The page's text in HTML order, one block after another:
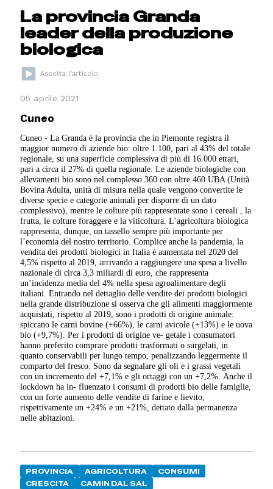
La provincia Granda
leader della produzione
biologica
05 aprile 2021
Cuneo
Cuneo - La Granda è la provincia che in Piemonte registra il
maggior numero di aziende bio: oltre 1.100, pari al 43% del totale
regionale, su una superficie complessiva di più di 16.000 ettari,
pari a circa il 27% di quella regionale. Le aziende biologiche con
allevamenti bio sono nel complesso 360 con oltre 460 UBA (Unità
Bovina Adulta, unità di misura nella quale vengono convertite le
diverse specie e categorie animali per disporre di un dato
complessivo), mentre le colture più rappresentate sono i cereali , la
frutta, le colture foraggere e la viticoltura. L’agricoltura biologica
rappresenta, dunque, un tassello sempre più importante per
l’economia del nostro territorio. Complice anche la pandemia, la
vendita dei prodotti biologici in Italia è aumentata nel 2020 del
4,5% rispetto al 2019, arrivando a raggiungere una spesa a livello
nazionale di circa 3,3 miliardi di euro, che rappresenta
un’incidenza media del 4% nella spesa agroalimentare degli
italiani. Entrando nel dettaglio delle vendite dei prodotti biologici
nella grande distribuzione si osserva che gli alimenti maggiormente
acquistati, rispetto al 2019, sono i prodotti di origine animale:
spiccano le carni bovine (+66%), le carni avicole (+13%) e le uova
bio (+9,7%). Per i prodotti di origine ve- getale i consumatori
hanno preferito comprare prodotti trasformati o surgelati, in
quanto conservabili per lungo tempo, penalizzando leggermente il
comparto del fresco. Sono da segnalare gli oli e i grassi vegetali
con un incremento del +7,1% e gli ortaggi con un +7,2%. Anche il
lockdown ha in- fluenzato i consumi di prodotti bio delle famiglie,
con un forte aumento delle vendite di farine e lievito,
rispettivamente un +24% e un +21%, dettato dalla permanenza
nelle abitazioni.
PROVINCIA AGRICOLTURA
CONSUMI
CRESCITA
CAMIN DAL SAL